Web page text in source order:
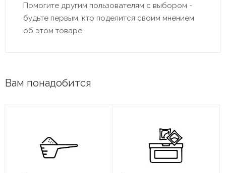
Помогите другим пользователям с выбором -
будьте первым, кто поделится своим мнением
об этом товаре
Вам понадобится